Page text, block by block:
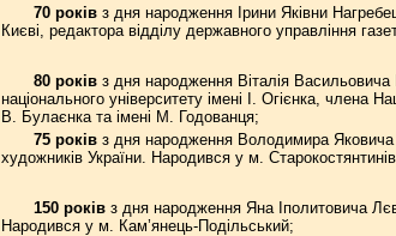
70 роківз дня народження Ірини Яківни
Києві, редактора відділу державного управління
80 роківз дня народження Віталія Васильовича
національного університету імені І. Огієнка, члена
В. Булаєнка та імені М. Годованця;
75 роківз дня народження Володимира Яковича
художників України. Народився у м.
150 роківз дня народження Яна Іполитовича
Народився у м. Кам’янець-Подільський;